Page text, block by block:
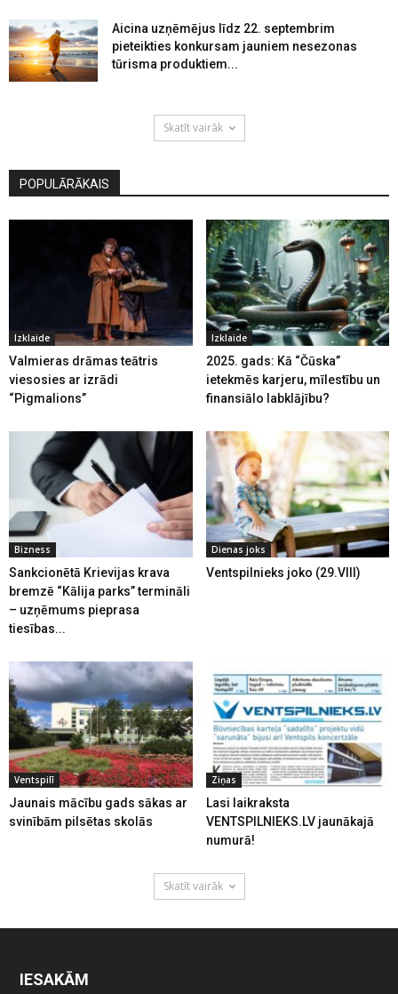
Aicina uzņēmējus līdz 22. septembrim
pieteikties konkursam jauniem nesezonas
tūrisma produktiem...
Skatīt vairāk
POPULĀRĀKAIS
Izklaide
Valmieras drāmas teātris
viesosies ar izrādi
“Pigmalions”
Izklaide
2025. gads: Kā “Čūska”
ietekmēs karjeru, mīlestību un
finansiālo labklājību?
Bizness
Sankcionētā Krievijas krava
bremzē “Kālija parks” termināli
– uzņēmums pieprasa
tiesības...
Dienas joks
Ventspilnieks joko (29.VIII)
Ventspilī
Jaunais mācību gads sākas ar
svinībām pilsētas skolās
Ziņas
Lasi laikraksta
VENTSPILNIEKS.LV jaunākajā
numurā!
Skatīt vairāk
IESAKĀM